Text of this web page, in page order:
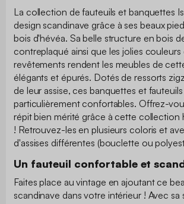
La collection de fauteuils et banquettes
design scandinave grâce à ses beaux
bois d'hévéa. Sa belle structure en bois
contreplaqué ainsi que les jolies couleurs
revêtements rendent les meubles de
élégants et épurés. Dotés de ressorts
de leur assise, ces banquettes et
particulièrement confortables. Offrez-
répit bien mérité grâce à cette collection
! Retrouvez-les en plusieurs coloris et
d'assises différentes (bouclette ou
Un fauteuil confortable et
Faites place au vintage en ajoutant ce
scandinave dans votre intérieur ! Avec